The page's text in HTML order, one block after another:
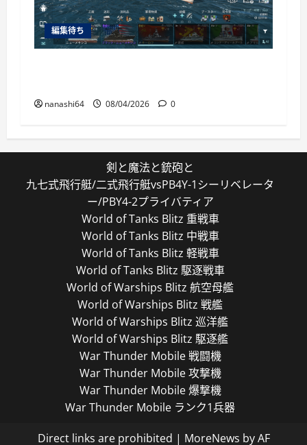
編集待ち
nanashi64 08/04/2026 0
剣と魔法と銃砲と
九七式飛行艇/二式飛行艇vsPB4Y-1シーリベレータ
ー/PBY4-2プライバティア
World of Tanks Blitz 重戦車
World of Tanks Blitz 中戦車
World of Tanks Blitz 軽戦車
World of Tanks Blitz 駆逐戦車
World of Warships Blitz 航空母艦
World of Warships Blitz 戦艦
World of Warships Blitz 巡洋艦
World of Warships Blitz 駆逐艦
War Thunder Mobile 戦闘機
War Thunder Mobile 攻撃機
War Thunder Mobile 爆撃機
War Thunder Mobile ランク1兵器
Direct links are prohibited | MoreNews by AF